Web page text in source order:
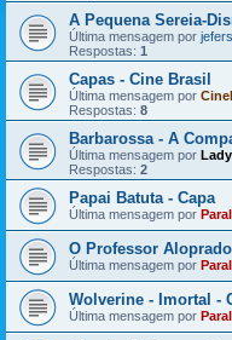
A Pequena Sereia-
Última mensagem por
Respostas: 1
Capas - Cine Brasil
Última mensagem por
Respostas: 8
Barbarossa - A
Última mensagem por
Respostas: 2
Papai Batuta - Capa
Última mensagem por
O Professor Aloprado
Última mensagem por
Wolverine - Imortal -
Última mensagem por